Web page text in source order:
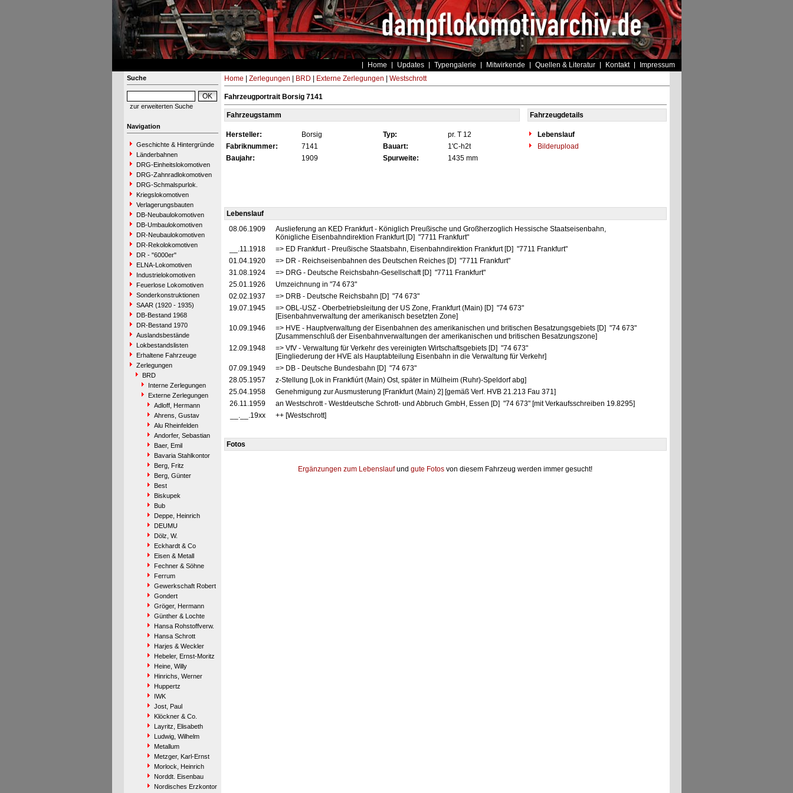
Home Updates Typengalerie Mitwirkende Quellen & Literatur Kontakt Impressum
Suche
zur erweiterten Suche
Navigation
Geschichte & Hintergründe
Länderbahnen
DRG-Einheitslokomotiven
DRG-Zahnradlokomotiven
DRG-Schmalspurlok.
Kriegslokomotiven
Verlagerungsbauten
DB-Neubaulokomotiven
DB-Umbaulokomotiven
DR-Neubaulokomotiven
DR-Rekolokomotiven
DR - "6000er"
ELNA-Lokomotiven
Industrielokomotiven
Feuerlose Lokomotiven
Sonderkonstruktionen
SAAR (1920 - 1935)
DB-Bestand 1968
DR-Bestand 1970
Auslandsbestände
Lokbestandslisten
Erhaltene Fahrzeuge
Zerlegungen
BRD
Interne Zerlegungen
Externe Zerlegungen
Adloff, Hermann
Ahrens, Gustav
Alu Rheinfelden
Andorfer, Sebastian
Baer, Emil
Bavaria Stahlkontor
Berg, Fritz
Berg, Günter
Best
Biskupek
Bub
Deppe, Heinrich
DEUMU
Dölz, W.
Eckhardt & Co
Eisen & Metall
Fechner & Söhne
Ferrum
Gewerkschaft Robert
Gondert
Gröger, Hermann
Günther & Lochte
Hansa Rohstoffverw.
Hansa Schrott
Harjes & Weckler
Hebeler, Ernst-Moritz
Heine, Willy
Hinrichs, Werner
Huppertz
IWK
Jost, Paul
Klöckner & Co.
Layritz, Elisabeth
Ludwig, Wilhelm
Metallum
Metzger, Karl-Ernst
Morlock, Heinrich
Norddt. Eisenbau
Nordisches Erzkontor
Home Zerlegungen BRD Externe Zerlegungen Westschrott
Fahrzeugportrait Borsig 7141
Fahrzeugstamm Fahrzeugdetails
Hersteller: Borsig Typ: pr. T 12
Lebenslauf
Fabriknummer:
7141 Bauart: 1'C-h2t
Bilderupload
Baujahr:
1909 Spurweite: 1435 mm
Lebenslauf
08.06.1909
Auslieferung an KED Frankfurt - Königlich Preußische und Großherzoglich Hessische Staatseisenbahn,
Königliche Eisenbahndirektion Frankfurt [D] "7711 Frankfurt"
__.11.1918
=> ED Frankfurt - Preußische Staatsbahn, Eisenbahndirektion Frankfurt [D] "7711 Frankfurt"
01.04.1920
=> DR - Reichseisenbahnen des Deutschen Reiches [D] "7711 Frankfurt"
31.08.1924
=> DRG - Deutsche Reichsbahn-Gesellschaft [D] "7711 Frankfurt"
25.01.1926
Umzeichnung in "74 673"
02.02.1937
=> DRB - Deutsche Reichsbahn [D] "74 673"
19.07.1945
=> OBL-USZ - Oberbetriebsleitung der US Zone, Frankfurt (Main) [D] "74 673"
[Eisenbahnverwaltung der amerikanisch besetzten Zone]
10.09.1946
=> HVE - Hauptverwaltung der Eisenbahnen des amerikanischen und britischen Besatzungsgebiets [D] "74 673"
[Zusammenschluß der Eisenbahnverwaltungen der amerikanischen und britischen Besatzungszone]
12.09.1948
=> VfV - Verwaltung für Verkehr des vereinigten Wirtschaftsgebiets [D] "74 673"
[Eingliederung der HVE als Hauptabteilung Eisenbahn in die Verwaltung für Verkehr]
07.09.1949
=> DB - Deutsche Bundesbahn [D] "74 673"
28.05.1957
z-Stellung [Lok in Frankfiúrt (Main) Ost, später in Mülheim (Ruhr)-Speldorf abg]
25.04.1958
Genehmigung zur Ausmusterung [Frankfurt (Main) 2] [gemäß Verf. HVB 21.213 Fau 371]
26.11.1959
an Westschrott - Westdeutsche Schrott- und Abbruch GmbH, Essen [D] "74 673" [mit Verkaufsschreiben 19.8295]
__.__.19xx
++ [Westschrott]
Fotos
Ergänzungen zum Lebenslaufund gute Fotos von diesem Fahrzeug werden immer gesucht!